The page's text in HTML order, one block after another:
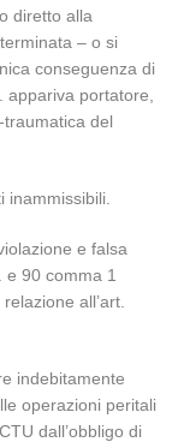
diretto alla
– o si
conseguenza di
appariva portatore,
del
e falsa
90 comma 1
all’art.
indebitamente
operazioni peritali
dall’obbligo di